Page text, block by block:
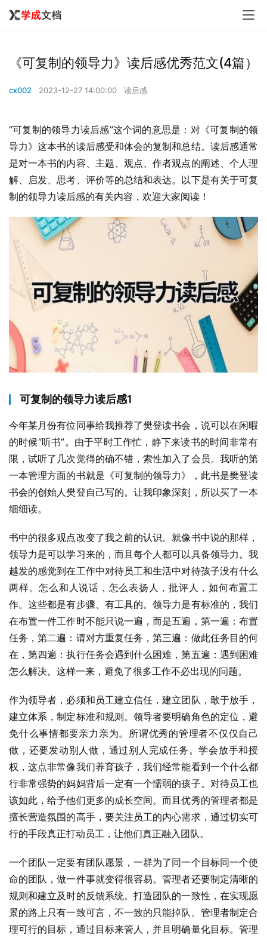
《可复制的领导力》读后感优秀范文(4篇）
cx002 2023-12-27 14:00:00 读后感
“可复制的领导力读后感”这个词的意思是：对《可复制的领
导力》这本书的读后感受和体会的复制和总结。读后感通常
是对一本书的内容、主题、观点、作者观点的阐述、个人理
解、启发、思考、评价等的总结和表达。以下是有关于可复
制的领导力读后感的有关内容，欢迎大家阅读！
可复制的领导力读后感1
今年某月份有位同事给我推荐了樊登读书会，说可以在闲暇
的时候“听书”。由于平时工作忙，静下来读书的时间非常有
限，试听了几次觉得的确不错，索性加入了会员。我听的第
一本管理方面的书就是《可复制的领导力》，此书是樊登读
书会的创始人樊登自己写的。让我印象深刻，所以买了一本
细细读。
书中的很多观点改变了我之前的认识。就像书中说的那样，
领导力是可以学习来的，而且每个人都可以具备领导力。我
越发的感觉到在工作中对待员工和生活中对待孩子没有什么
两样。怎么和人说话，怎么表扬人，批评人，如何布置工
作。这些都是有步骤、有工具的。领导力是有标准的，我们
在布置一件工作时不能只说一遍，而是五遍，第一遍：布置
任务，第二遍：请对方重复任务，第三遍：做此任务目的何
在，第四遍：执行任务会遇到什么困难，第五遍：遇到困难
怎么解决。这样一来，避免了很多工作不必出现的问题。
作为领导者，必须和员工建立信任，建立团队，敢于放手，
建立体系，制定标准和规则。领导者要明确角色的定位，避
免什么事情都要亲力亲为。所谓优秀的管理者不仅仅自己
做，还要发动别人做，通过别人完成任务。学会放手和授
权，这点非常像我们养育孩子，我们经常能看到一个什么都
行非常强势的妈妈背后一定有一个懦弱的孩子。对待员工也
该如此，给予他们更多的成长空间。而且优秀的管理者都是
擅长营造氛围的高手，要关注员工的内心需求，通过切实可
行的手段真正打动员工，让他们真正融入团队。
一个团队一定要有团队愿景，一群为了同一个目标同一个使
命的团队，做一件事就变得很容易。管理者还要制定清晰的
规则和建立及时的反馈系统。打造团队的一致性，在实现愿
景的路上只有一致可言，不一致的只能掉队。管理者制定合
理可行的目标，通过目标来管人，并且明确量化目标。管理